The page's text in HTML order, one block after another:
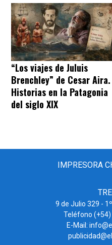
“Los viajes de Juluis
Brenchley” de Cesar Aira.
Historias en la Patagonia
del siglo XIX
IMPRESORA
9 de Julio 329 -
Teléfono
E-Mail: